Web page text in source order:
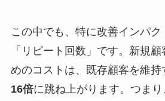
この中でも、特に改善インパ
「リピート回数」です。新規
めのコストは、既存顧客を維持
16倍に跳ね上がります。つま